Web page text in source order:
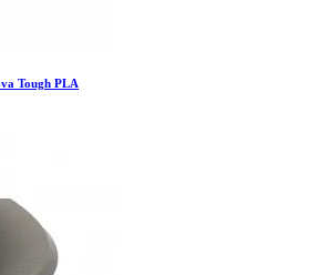
Tough PLA